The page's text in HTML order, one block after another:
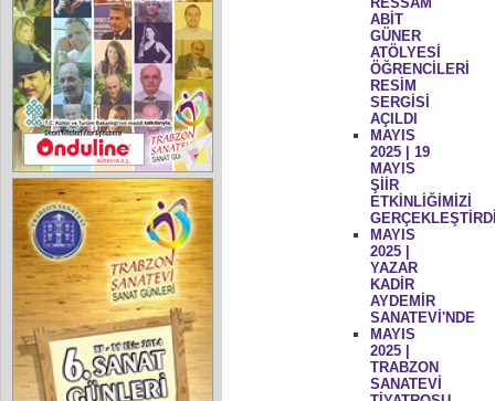
ABİT
GÜNER
ATÖLYESİ
ÖĞRENCİLERİ
RESİM
SERGİSİ
AÇILDI
MAYIS
2025 | 19
MAYIS
ŞİİR
ETKİNLİĞİMİZİ
MAYIS
2025 |
YAZAR
KADİR
AYDEMİR
SANATEVİ'NDE
MAYIS
2025 |
TRABZON
SANATEVİ